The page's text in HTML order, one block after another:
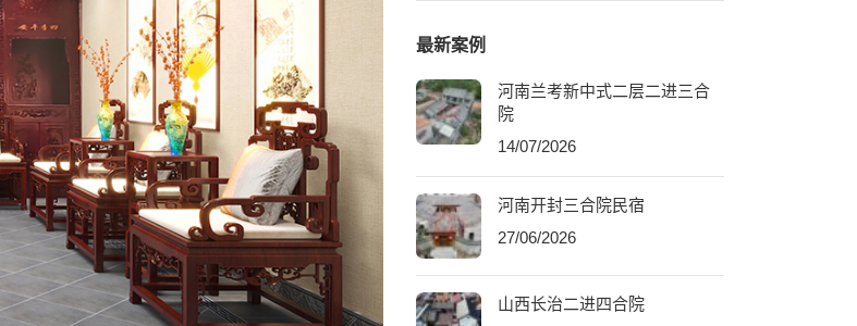
最新案例
河南兰考新中式二层二进三合
院
14/07/2026
河南开封三合院民宿
27/06/2026
山西长治二进四合院